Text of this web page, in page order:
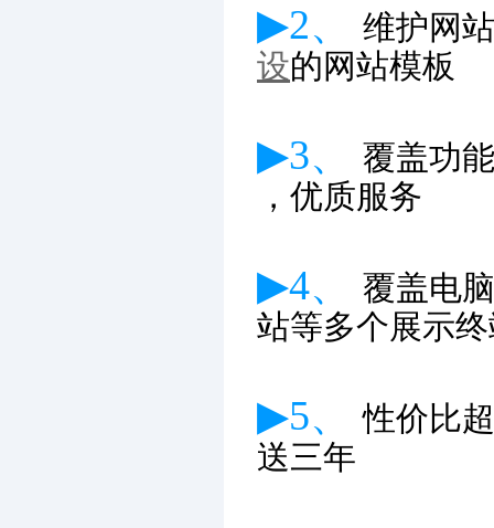
▶2、
维护网
设的网站模板
▶3、
覆盖功
，优质服务
▶4、
覆盖电
站等多个展示
▶5、性价比
送三年